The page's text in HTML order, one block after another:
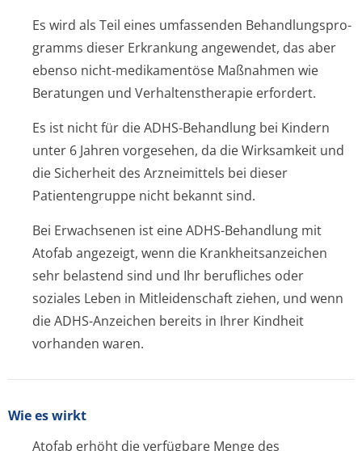
Es wird als Teil eines umfassenden Behandlungspro­
gramms dieser Erkrankung angewendet, das aber
ebenso nicht-medikamentöse Maßnahmen wie
Beratungen und Verhaltenstherapie erfordert.
Es ist nicht für die ADHS-Behandlung bei Kindern
unter 6 Jahren vorgesehen, da die Wirksamkeit und
die Sicherheit des Arzneimittels bei dieser
Patientengruppe nicht bekannt sind.
Bei Erwachsenen ist eine ADHS-Behandlung mit
Atofab angezeigt, wenn die Krankheitsanzeichen
sehr belastend sind und Ihr berufliches oder
soziales Leben in Mitleidenschaft ziehen, und wenn
die ADHS-Anzeichen bereits in Ihrer Kindheit
vorhanden waren.
Wie es wirkt
Atofab erhöht die verfügbare Menge des